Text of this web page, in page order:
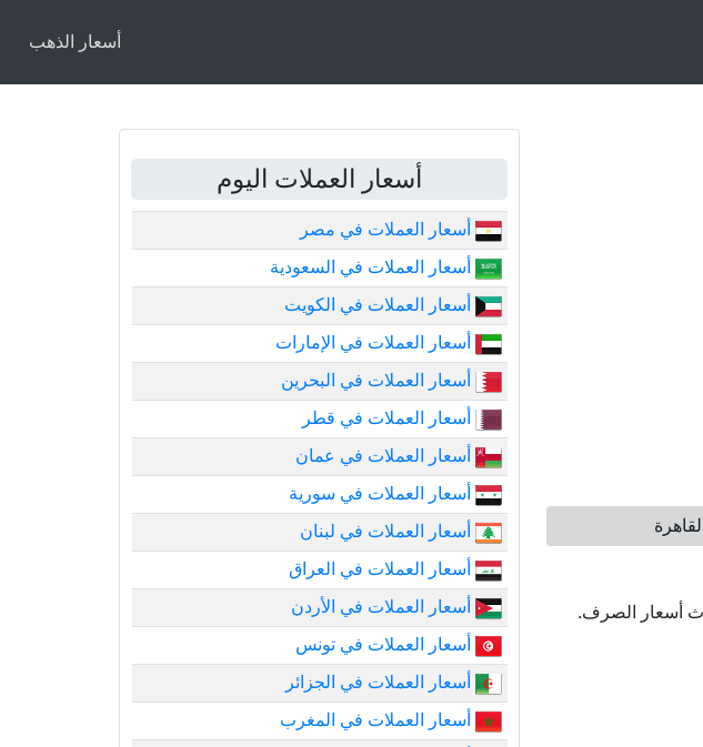
أسعار الذهب
أسعار العملات اليوم
أسعار العملات في مصر
أسعار العملات في السعودية
أسعار العملات في الكويت
أسعار العملات في الإمارات
أسعار العملات في البحرين
أسعار العملات في قطر
أسعار العملات في عمان
أسعار العملات في سورية
أسعار العملات في لبنان
أسعار العملات في العراق
أسعار العملات في الأردن
أسعار العملات في تونس
أسعار العملات في الجزائر
أسعار العملات في المغرب